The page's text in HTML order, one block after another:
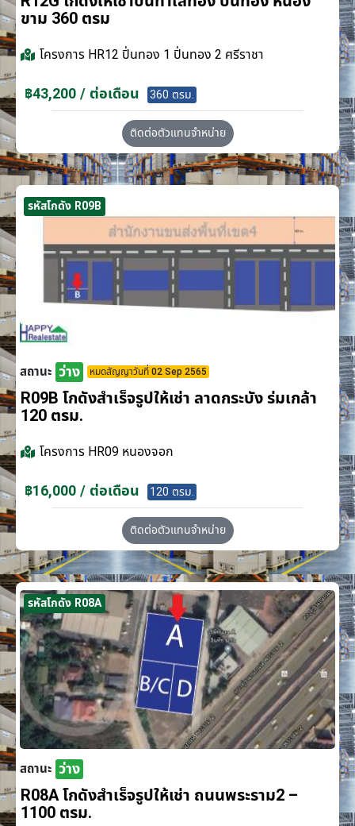
ขาม 360 ตรม
โครงการ HR12 ปิ่นทอง 1 ปิ่นทอง 2 ศรีราชา
฿43,200 / ต่อเดือน 360 ตรม.
ติดต่อตัวแทนจำหน่าย
รหัสโกดัง R09B
สถานะ ว่าง หมดสัญญาวันที่ 02 Sep 2565
R09B โกดังสำเร็จรูปให้เช่า ลาดกระบัง​ ร่มเกล้า
120 ตรม.
โครงการ HR09 หนองจอก
฿16,000 / ต่อเดือน 120 ตรม.
ติดต่อตัวแทนจำหน่าย
รหัสโกดัง R08A
สถานะ ว่าง
R08A โกดังสำเร็จรูปให้เช่า ถนนพระราม2 –
1100 ตรม.